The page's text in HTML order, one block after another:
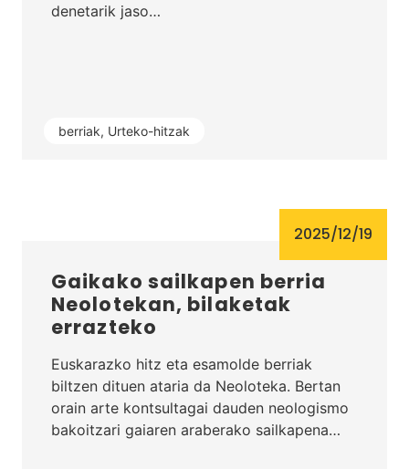
berriak, Urteko-hitzak
denetarik jaso…
2025/12/19
Gaikako sailkapen berria
Neolotekan, bilaketak
errazteko
Euskarazko hitz eta esamolde berriak
biltzen dituen ataria da Neoloteka. Bertan
orain arte kontsultagai dauden neologismo
bakoitzari gaiaren araberako sailkapena…